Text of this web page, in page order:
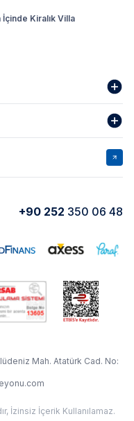
İçinde Kiralık Villa
Hesapları
Kiralarım
1
MERT
ADRIMA 1
ZEYTİN DALI
ELMALI
+90 252 350 06 48
Mah. Atatürk Cad. No:
İzinsiz İçerik Kullanılamaz.